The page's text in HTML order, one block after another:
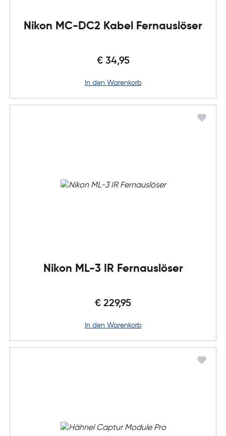
Nikon MC-DC2 Kabel Fernauslöser
€ 34,95
in den Warenkorb
Nikon ML-3 IR Fernauslöser
€ 229,95
in den Warenkorb